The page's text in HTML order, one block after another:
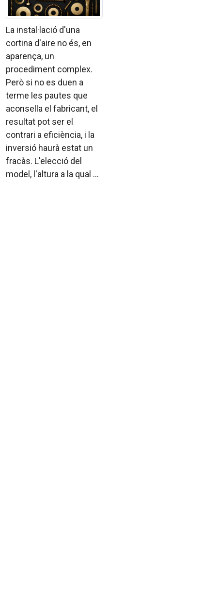
La instal·lació d'una
cortina d'aire no és, en
aparença, un
procediment complex.
Però si no es duen a
terme les pautes que
aconsella el fabricant, el
resultat pot ser el
contrari a eficiència, i la
inversió haurà estat un
fracàs. L'elecció del
model, l'altura a la qual ...